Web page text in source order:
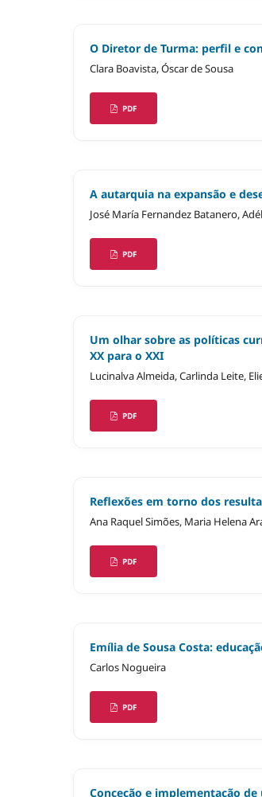
O Diretor de Turma: perfil e
Clara Boavista, Óscar de Sousa
PDF
A autarquia na expansão e
José María Fernandez Batanero,
PDF
Um olhar sobre as políticas
XX para o XXI
Lucinalva Almeida, Carlinda Leite,
PDF
Reflexões em torno dos
Ana Raquel Simões, Maria Helena
PDF
Emília de Sousa Costa:
Carlos Nogueira
PDF
Conceção e implementação